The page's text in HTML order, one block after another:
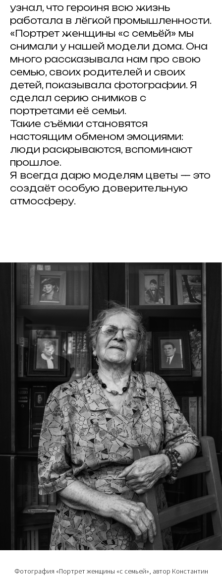
узнал, что героиня всю жизнь
работала в лёгкой промышленности.
«Портрет женщины «с семьёй» мы
снимали у нашей модели дома. Она
много рассказывала нам про свою
семью, своих родителей и своих
детей, показывала фотографии. Я
сделал серию снимков с
портретами её семьи.
Такие съёмки становятся
настоящим обменом эмоциями:
люди раскрываются, вспоминают
прошлое.
Я всегда дарю моделям цветы — это
создаёт особую доверительную
атмосферу.
Фотография «Портрет женщины «с семьей», автор Константин
ВСЕ ЗАПИСИ
#
#ArtkokoPortraitAwards2026
Публикуйте работы,
делитесь с друзьями
и отмечайте нас
хештегом в соц. сетях
?
ИЩЕМ
ПАРТНЕРОВ
ПАРТНЕРЫ